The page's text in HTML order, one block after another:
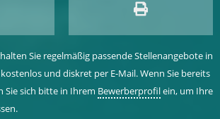
Sie regelmäßig passende Stellenangebote in
und diskret per E-Mail. Wenn Sie bereits
Sie sich bitte in Ihrem Bewerberprofilein, um Ihre